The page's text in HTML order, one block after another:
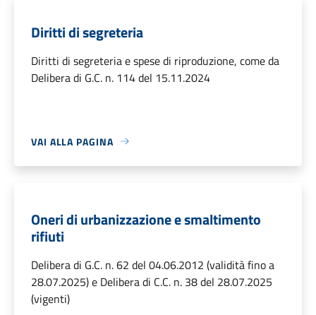
Diritti di segreteria
Diritti di segreteria e spese di riproduzione, come da
Delibera di G.C. n. 114 del 15.11.2024
VAI ALLA PAGINA
Oneri di urbanizzazione e smaltimento
rifiuti
Delibera di G.C. n. 62 del 04.06.2012 (validità fino a
28.07.2025) e Delibera di C.C. n. 38 del 28.07.2025
(vigenti)